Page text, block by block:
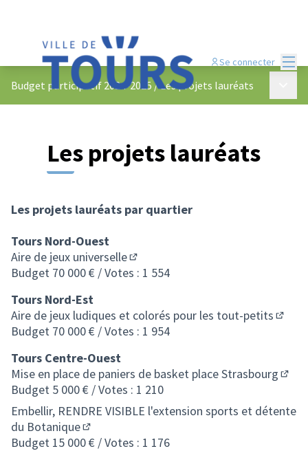
Se connecter
Budget participatif 2024-2025 /Les projets lauréats
Les projets lauréats
Les projets lauréats par quartier
Tours Nord-Ouest
Aire de jeux universelle
(S'ouvre dans un nouvel onglet)
Budget 70 000 € / Votes : 1 554
Tours Nord-Est
Aire de jeux ludiques et colorés pour les tout-petits
Budget 70 000 € / Votes : 1 954
Tours Centre-Ouest
Mise en place de paniers de basket place Strasbourg
Budget 5 000 € / Votes : 1 210
Embellir, RENDRE VISIBLE l'extension sports et détente
du Botanique
(S'ouvre dans un nouvel onglet)
Budget 15 000 € / Votes : 1 176